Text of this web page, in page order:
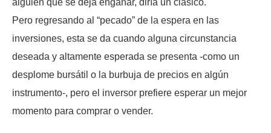
Pero regresando al “pecado” de la espera en las
inversiones, esta se da cuando alguna circunstancia
deseada y altamente esperada se presenta -como un
desplome bursátil o la burbuja de precios en algún
instrumento-, pero el inversor prefiere esperar un mejor
momento para comprar o vender.